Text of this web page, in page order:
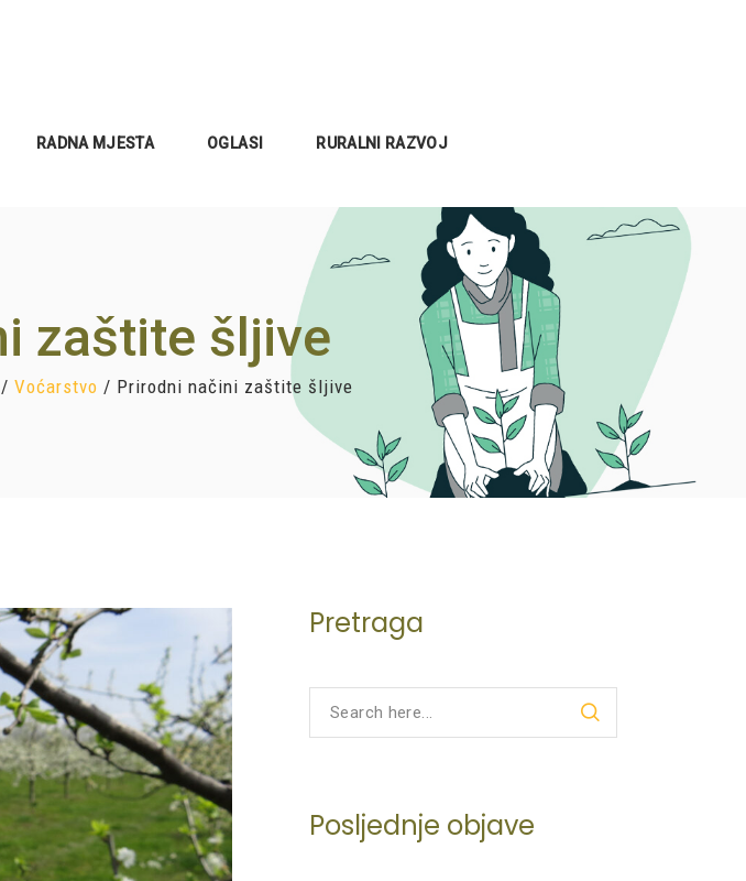
RADNA MJESTA OGLASI RURALNI RAZVOJ
zaštite šljive
/ Voćarstvo / Prirodni načini zaštite šljive
Pretraga
Posljednje objave